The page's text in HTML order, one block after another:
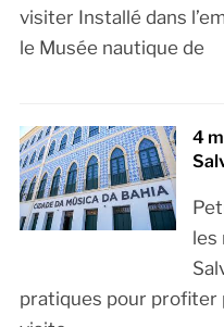
visiter Installé dans
le Musée nautique de
4
les
pratiques pour profiter